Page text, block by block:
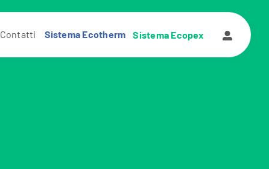
Contatti Sistema Ecotherm Sistema Ecopex